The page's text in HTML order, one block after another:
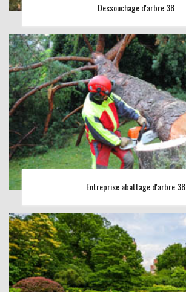
Dessouchage d'arbre 38
Entreprise abattage d'arbre 38